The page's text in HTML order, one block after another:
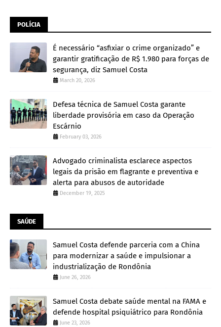
POLÍCIA
É necessário “asfixiar o crime organizado” e
garantir gratificação de R$ 1.980 para forças de
segurança, diz Samuel Costa
March 20, 2026
Defesa técnica de Samuel Costa garante
liberdade provisória em caso da Operação
Escárnio
February 03, 2026
Advogado criminalista esclarece aspectos
legais da prisão em flagrante e preventiva e
alerta para abusos de autoridade
December 19, 2025
SAÚDE
Samuel Costa defende parceria com a China
para modernizar a saúde e impulsionar a
industrialização de Rondônia
June 26, 2026
Samuel Costa debate saúde mental na FAMA e
defende hospital psiquiátrico para Rondônia
June 23, 2026